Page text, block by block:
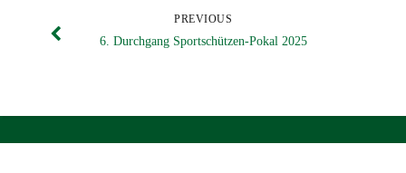
PREVIOUS
6. Durchgang Sportschützen-Pokal 2025